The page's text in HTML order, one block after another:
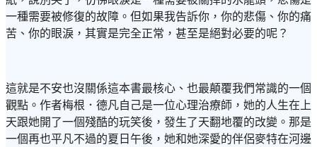
一種需要被修復的故障。但如果我告訴你，你的悲傷、你的痛
苦、你的眼淚，其實是完全正常，甚至是絕對必要的呢？
這就是不安也沒關係這本書最核心、也最顛覆我們常識的一個
觀點。作者梅根．德凡自己是一位心理治療師，她的人生在上
天跟她開了一個殘酷的玩笑後，發生了天翻地覆的改變。那是
一個再也平凡不過的夏日午後，她和她深愛的伴侶麥特在河邊